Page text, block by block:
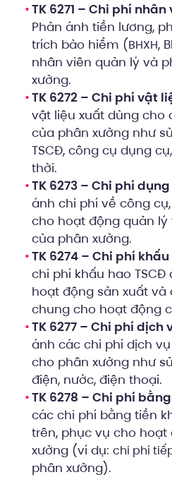
TK 6271 – Chi phí
Phản ánh tiền lương,
trích bảo hiểm (BHXH,
nhân viên quản lý và
xưởng.
TK 6272 – Chi phí vật
vật liệu xuất dùng cho
của phân xưởng như
TSCĐ, công cụ dụng
thời.
TK 6273 – Chi phí
ánh chi phí về công
cho hoạt động quản
của phân xưởng.
TK 6274 – Chi phí khấu
chi phí khấu hao
hoạt động sản xuất và
chung cho hoạt động
TK 6277 – Chi phí dịch
ánh các chi phí dịch
cho phân xưởng như
điện, nước, điện thoại.
TK 6278 – Chi phí
các chi phí bằng tiền
trên, phục vụ cho
xưởng (ví dụ: chi phí
phân xưởng).